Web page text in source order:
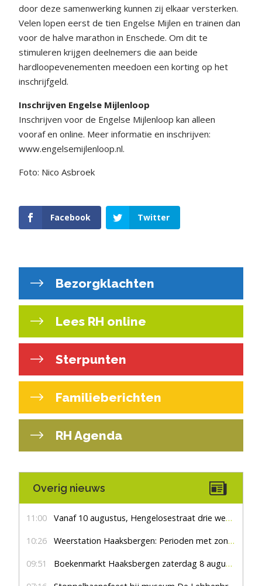
door deze samenwerking kunnen zij elkaar versterken.
Velen lopen eerst de tien Engelse Mijlen en trainen dan
voor de halve marathon in Enschede. Om dit te
stimuleren krijgen deelnemers die aan beide
hardloopevenementen meedoen een korting op het
inschrijfgeld.
Inschrijven Engelse Mijlenloop
Inschrijven voor de Engelse Mijlenloop kan alleen
vooraf en online. Meer informatie en inschrijven:
www.engelsemijlenloop.nl.
Foto: Nico Asbroek
Facebook Twitter
Bezorgklachten
Lees RH online
Sterpunten
Familieberichten
RH Agenda
Overig nieuws
11:00 Vanaf 10 augustus, Hengelosestraat drie weken dicht voor doorgaand verkeer
10:26 Weerstation Haaksbergen: Perioden met zon en droog
09:51 Boekenmarkt Haaksbergen zaterdag 8 augustus, marktplein Haaksbergen